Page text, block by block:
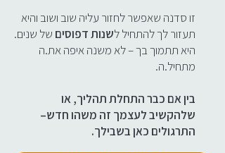
זו סדנה שאפשר לחזור עליה שוב ושוב והיא
תעזור לך להתחיל לשנות דפוסים של שנים.
היא תתמוך בך – לא משנה איפה את.ה
מתחיל.ה.
בין אם כבר התחלת תהליך, או
שלהקשיב לעצמך זה משהו חדש–
התרגולים כאן בשבילך.